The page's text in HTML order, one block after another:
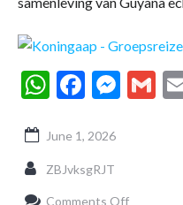
WhatsApp
June 1, 2026
ZBJvksgRJT
Comments Offon